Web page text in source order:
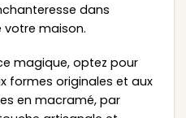
dans
votre maison.
magique, optez pour
formes originales et aux
en macramé, par